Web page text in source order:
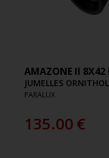
AMAZONE II 8X42
JUMELLES
PARALUX
135.00€